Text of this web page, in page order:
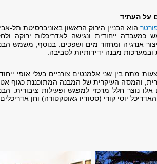
על העתיד
הוא הבניין הירוק הראשון באוניברסיטת תל-
כמעבדה ייחודית ונגישה לאדריכלות ירוקה
אנרגיה ומחזור מים ושפכים. בנוסף, משמש
מבנה ידידותיות לסביבה.
מתח בין שני אלמנטים צורניים בעלי אופי
והמסה העיקרית של המבנה המתוכננת כגוף
נוצר חלל מרכזי למפגש ופעילות ציבורית.
יוסי קורי (סטודיו גאוטקטורה) וחן אדריכלים.